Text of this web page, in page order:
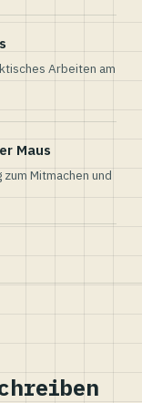
Arbeiten am
Maus
Mitmachen und